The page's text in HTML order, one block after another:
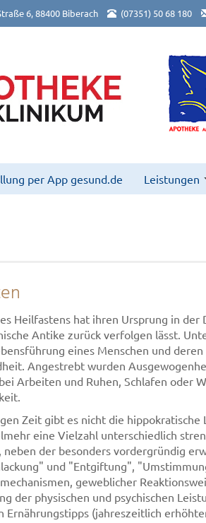
6, 88400 Biberach (07351) 50 68 180
per App gesund.de Leistungen
Heilfastens hat ihren Ursprung in der
Antike zurück verfolgen lässt.
eines Menschen und
Angestrebt wurden
Arbeiten und Ruhen, Schlafen oder
Zeit gibt es nicht die hippokratische
eine Vielzahl unterschiedlich
neben der besonders vordergründig
und "Entgiftung",
geweblicher
der physischen und psychischen
Ernährungstipps (jahreszeitlich